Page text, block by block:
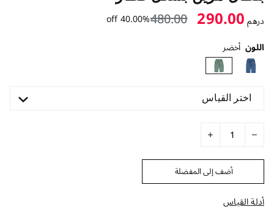
درهم290.00
480.00
40.00% off
اللون أخضر
اختر القياس
أضف إلى المفضلة
أدلة القياس